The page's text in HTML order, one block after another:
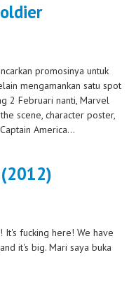
promosinya untuk
mengamankan satu spot
2 Februari nanti, Marvel
scene, character poster,
America...
It's fucking here! We have
it's big. Mari saya buka